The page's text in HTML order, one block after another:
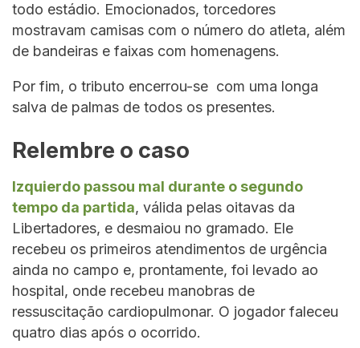
todo estádio. Emocionados, torcedores
mostravam camisas com o número do atleta, além
de bandeiras e faixas com homenagens.
Por fim, o tributo encerrou-se com uma longa
salva de palmas de todos os presentes.
Relembre o caso
Izquierdo passou mal durante o segundo
tempo da partida, válida pelas oitavas da
Libertadores, e desmaiou no gramado. Ele
recebeu os primeiros atendimentos de urgência
ainda no campo e, prontamente, foi levado ao
hospital, onde recebeu manobras de
ressuscitação cardiopulmonar. O jogador faleceu
quatro dias após o ocorrido.